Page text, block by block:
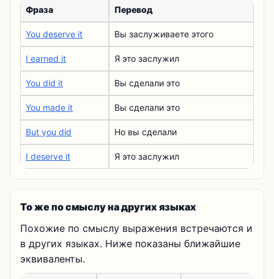
Фраза Перевод
You deserve it Вы заслуживаете этого
I earned it Я это заслужил
You did it Вы сделали это
You made it Вы сделали это
But you did Но вы сделали
I deserve it Я это заслужил
То же по смыслу на других языках
Похожие по смыслу выражения встречаются и
в других языках. Ниже показаны ближайшие
эквиваленты.